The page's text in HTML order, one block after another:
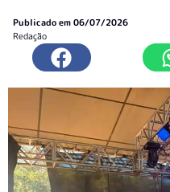
Publicado em06/07/2026
Redação